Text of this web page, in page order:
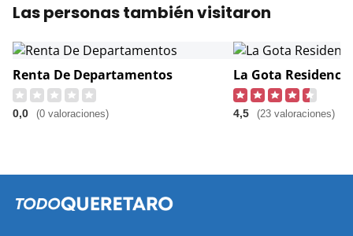
Las personas también visitaron
Renta De Departamentos
0,0 (0 valoraciones)
La Gota
4,5 (23 valoraciones)